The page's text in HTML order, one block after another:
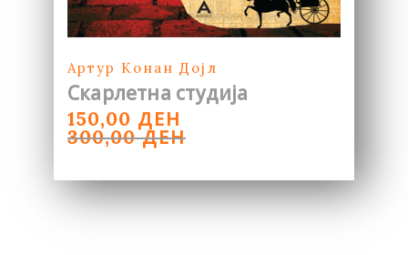
Артур Конан Дојл
Скарлетна студија
300,00ДЕН
ORIGINAL
PRICE
WAS:
150,00 ДЕН
CURRENT
PRICE